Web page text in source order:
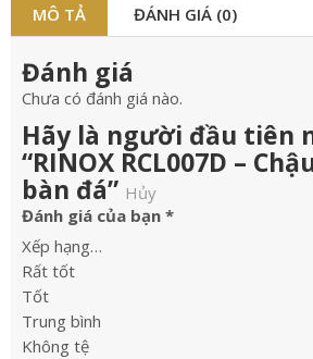
MÔ TẢ ĐÁNH GIÁ (0)
Đánh giá
Chưa có đánh giá nào.
Hãy là người đầu tiên
“RINOX RCL007D –
bàn đá” Hủy
Đánh giá của bạn *
Xếp hạng…
Rất tốt
Tốt
Trung bình
Không tệ